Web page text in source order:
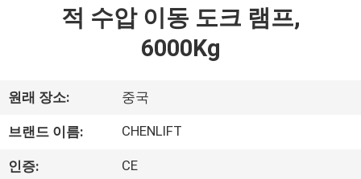
우
리
적 수압 이동 도크 램프,
6000Kg
원래 장소: 중국
브랜드 이름: CHENLIFT
인증: CE